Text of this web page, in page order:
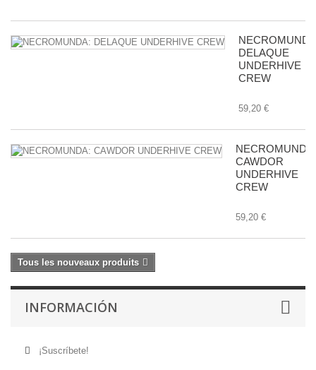
DELAQUE
UNDERHIVE
CREW
59,20 €
NECROMUNDA:
CAWDOR
UNDERHIVE
CREW
59,20 €
Tous les nouveaux produits
INFORMACIÓN
¡Suscríbete!